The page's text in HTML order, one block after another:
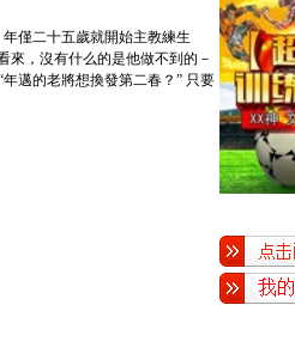
僅二十五歲就開始主教練生
來，沒有什么的是他做不到的－
年邁的老將想換發第二春？” 只要